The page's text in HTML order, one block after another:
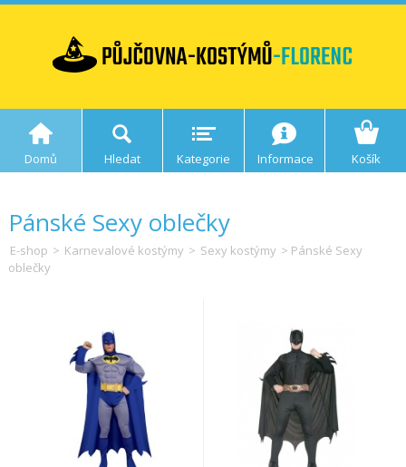
Domů Hledat Kategorie Informace Košík
Pánské Sexy oblečky
E-shop > Karnevalové kostýmy > Sexy kostýmy > Pánské Sexy
oblečky